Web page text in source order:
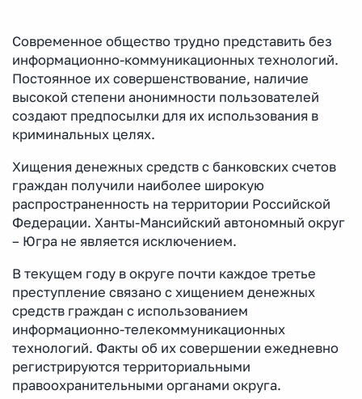
Современное общество трудно представить без
информационно-коммуникационных технологий.
Постоянное их совершенствование, наличие
высокой степени анонимности пользователей
создают предпосылки для их использования в
криминальных целях.
Хищения денежных средств с банковских счетов
граждан получили наиболее широкую
распространенность на территории Российской
Федерации. Ханты-Мансийский автономный округ
– Югра не является исключением.
В текущем году в округе почти каждое третье
преступление связано с хищением денежных
средств граждан с использованием
информационно-телекоммуникационных
технологий. Факты об их совершении ежедневно
регистрируются территориальными
правоохранительными органами округа.